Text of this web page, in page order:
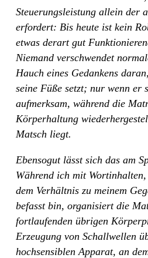
Steuerungsleistung allein der
erfordert: Bis heute ist kein
etwas derart gut
Niemand verschwendet
Hauch eines Gedankens
seine Füße setzt; nur wenn er
aufmerksam, während die
Körperhaltung
Matsch liegt.
Ebensogut lässt sich das am
Während ich mit
dem Verhältnis zu meinem
befasst bin, organisiert die
fortlaufenden übrigen
Erzeugung von Schallwellen
hochsensiblen Apparat, an